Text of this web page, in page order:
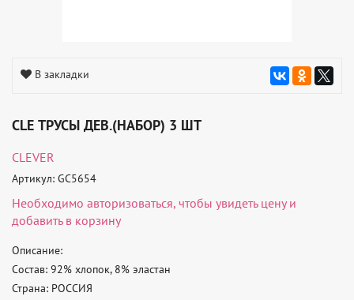
В закладки
CLE ТРУСЫ ДЕВ.(НАБОР) 3 ШТ
CLEVER
Артикул: GC5654
Необходимо авторизоваться, чтобы увидеть цену и
добавить в корзину
Описание:
Состав: 92% хлопок, 8% эластан
Страна: РОССИЯ